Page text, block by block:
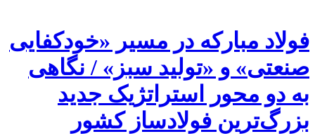
فولاد مبارکه در مسیر «خودکفایی
صنعتی» و «تولید سبز» / نگاهی
به دو محور استراتژیک جدید
بزرگ‌ترین فولادساز کشور